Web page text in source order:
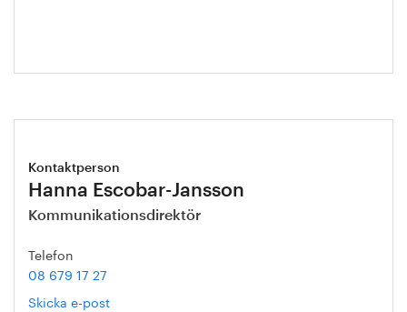
Kontaktperson
Hanna Escobar-Jansson
Kommunikationsdirektör
Telefon
08 679 17 27
Skicka e-post